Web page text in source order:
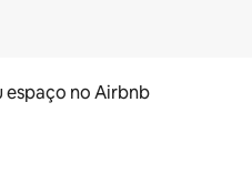
espaço no Airbnb